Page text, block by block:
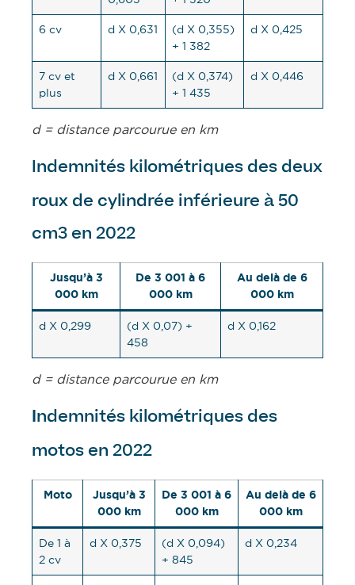
6 cv d X 0,631
(d X 0,355)
+ 1 382
d X 0,425
7 cv et
plus
d X 0,661
(d X 0,374)
+ 1 435
d X 0,446
d = distance parcourue en km
Indemnités kilométriques des deux
roux de cylindrée inférieure à 50
cm3 en 2022
Jusqu’à 3
000 km
De 3 001 à 6
000 km
Au delà de 6
000 km
d X 0,299
(d X 0,07) +
458
d X 0,162
d = distance parcourue en km
ndemnités kilométriques des
motos en 2022
Moto
Jusqu’à 3
000 km
De 3 001 à 6
000 km
Au delà de 6
000 km
De 1 à
2 cv
d X 0,375
(d X 0,094)
+ 845
d X 0,234